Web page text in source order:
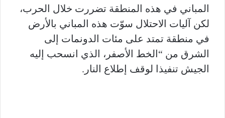
المباني في هذه المنطقة تضررت خلال الحرب،
لكن آليات الاحتلال سوّت هذه المباني بالأرض
في منطقة تمتد على مئات الدونمات إلى
الشرق من “الخط الأصفر، الذي انسحب إليه
الجيش تنفيذا لوقف إطلاع النار.